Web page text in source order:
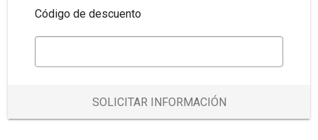
Código de descuento
SOLICITAR INFORMACIÓN